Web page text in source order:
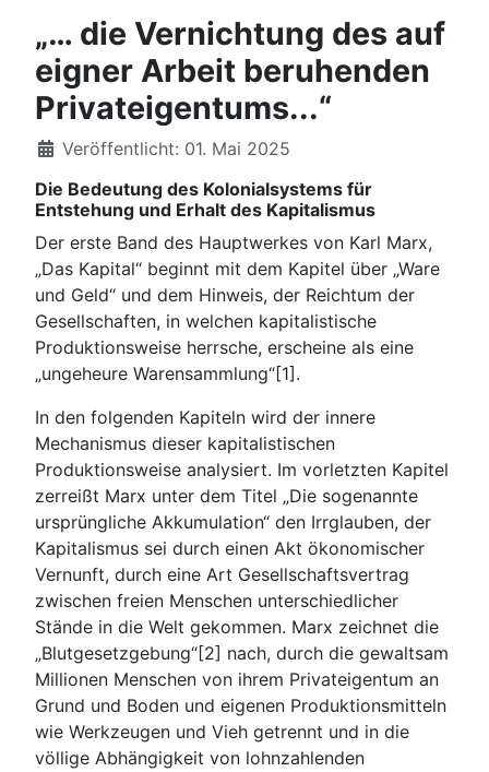
„… die Vernichtung des auf
eigner Arbeit beruhenden
Privateigentums...“
Veröffentlicht: 01. Mai 2025
Die Bedeutung des Kolonialsystems für
Entstehung und Erhalt des Kapitalismus
Der erste Band des Hauptwerkes von Karl Marx,
„Das Kapital“ beginnt mit dem Kapitel über „Ware
und Geld“ und dem Hinweis, der Reichtum der
Gesellschaften, in welchen kapitalistische
Produktionsweise herrsche, erscheine als eine
„ungeheure Warensammlung“[1].
In den folgenden Kapiteln wird der innere
Mechanismus dieser kapitalistischen
Produktionsweise analysiert. Im vorletzten Kapitel
zerreißt Marx unter dem Titel „Die sogenannte
ursprüngliche Akkumulation“ den Irrglauben, der
Kapitalismus sei durch einen Akt ökonomischer
Vernunft, durch eine Art Gesellschaftsvertrag
zwischen freien Menschen unterschiedlicher
Stände in die Welt gekommen. Marx zeichnet die
„Blutgesetzgebung“[2] nach, durch die gewaltsam
Millionen Menschen von ihrem Privateigentum an
Grund und Boden und eigenen Produktionsmitteln
wie Werkzeugen und Vieh getrennt und in die
völlige Abhängigkeit von lohnzahlenden